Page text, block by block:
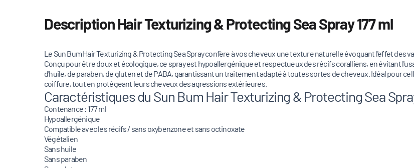
Description Hair Texturizing & Protecting Sea Spray 177 ml
Le Sun Bum Hair Texturizing & Protecting Sea Spray confère à vos cheveux une texture naturelle évoquant l'effet
Conçu pour être doux et écologique, ce spray est hypoallergénique et respectueux des récifs coralliens, en évitant
d'huile, de paraben, de gluten et de PABA, garantissant un traitement adapté à toutes sortes de cheveux. Idéal pour
coiffure, tout en protégeant leurs cheveux des agressions extérieures.
Caractéristiques du Sun Bum Hair Texturizing & Protecting Sea
Contenance : 177 ml
Hypoallergénique
Compatible avec les récifs / sans oxybenzone et sans octinoxate
Végétalien
Sans huile
Sans paraben